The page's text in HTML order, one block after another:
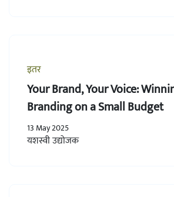
इतर
Your Brand, Your Voice:
Branding on a Small Budget
13 May 2025
यशस्वी उद्योजक